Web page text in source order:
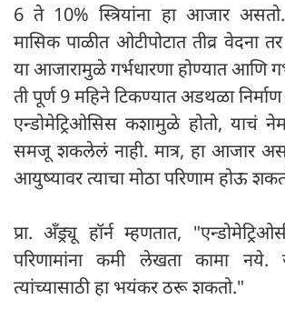
6 ते 10% स्त्रियांना हा आजार
मासिक पाळीत ओटीपोटात तीव्र वेदना
या आजारामुळे गर्भधारणा होण्यात आणि
ती पूर्ण 9 महिने टिकण्यात अडथळा
एन्डोमेट्रिओसिस कशामुळे होतो, याचं
समजू शकलेलं नाही. मात्र, हा आजार
आयुष्यावर त्याचा मोठा परिणाम होऊ
प्रा. अँड्र्यू हॉर्न म्हणतात,
परिणामांना कमी लेखता कामा
त्यांच्यासाठी हा भयंकर ठरू शकतो."